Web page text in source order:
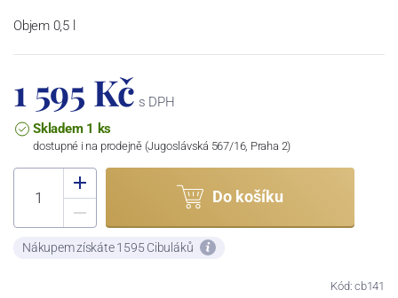
Objem 0,5 l
1 595 Kč s DPH
Skladem 1 ks
dostupné i na prodejně (Jugoslávská 567/16, Praha 2)
Do košíku
Nákupem získáte 1595 Cibuláků
Kód: cb141